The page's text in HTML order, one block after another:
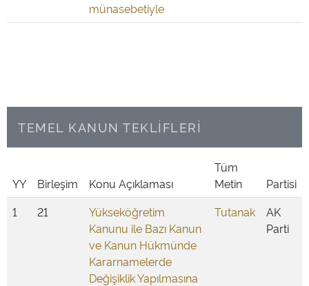
münasebetiyle
TEMEL KANUN TEKLİFLERİ
YY Birleşim Konu Açıklaması
Tüm
Metin
Partisi
1
21
Yükseköğretim
Kanunu ile Bazı Kanun
ve Kanun Hükmünde
Kararnamelerde
Değişiklik Yapılmasına
Tutanak
AK
Parti